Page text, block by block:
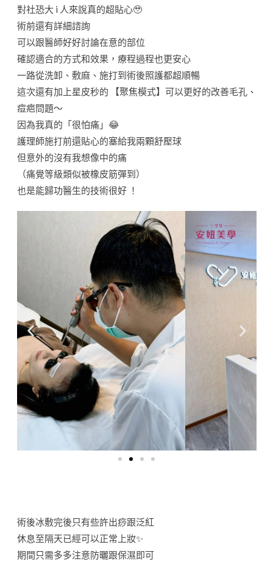
對社恐大 i 人來說真的超貼心🥹
術前還有詳細諮詢
可以跟醫師好好討論在意的部位
確認適合的方式和效果，療程過程也更安心
一路從洗卸、敷麻、施打到術後照護都超順暢
這次還有加上星皮秒的 【聚焦模式】可以更好的改善毛孔、
痘疤問題～
因為我真的「很怕痛」😂
護理師施打前還貼心的塞給我兩顆舒壓球
但意外的沒有我想像中的痛
（痛覺等級類似被橡皮筋彈到）
也是能歸功醫生的技術很好 ！
術後冰敷完後只有些許出痧跟泛紅
休息至隔天已經可以正常上妝✨
期間只需多多注意防曬跟保濕即可